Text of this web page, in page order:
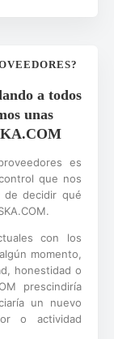
a todos
unas
es
que nos
de decidir qué
con los
momento,
honestidad o
prescindiría
un nuevo
o actividad